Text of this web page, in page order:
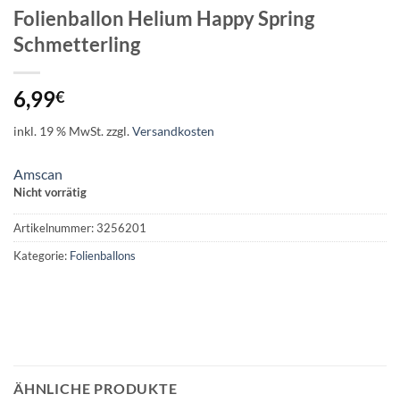
Folienballon Helium Happy Spring
Schmetterling
6,99€
inkl. 19 % MwSt.zzgl.Versandkosten
Amscan
Nicht vorrätig
Artikelnummer:3256201
Kategorie: Folienballons
ÄHNLICHE PRODUKTE